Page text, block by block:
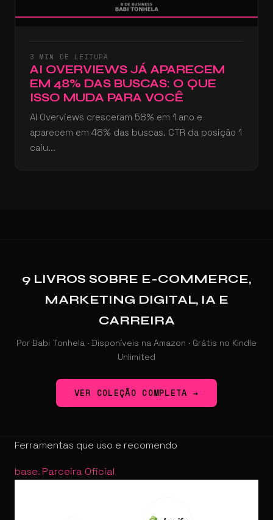
3 MIN DE LEITURA
AI OVERVIEWS JÁ APARECEM
EM 48% DAS BUSCAS: O QUE
ISSO MUDA PARA VOCÊ
AI Overviews cresceram 58% em 1 ano e
aparecem em 48% das buscas. CTR da posição 1
caiu...
9 LIVROS SOBRE E-COMMERCE,
MARKETING DIGITAL, IA E
CARREIRA
Por Babi Tonhela · Disponíveis na Amazon · Grátis no Kindle
Unlimited
VER COLEÇÃO COMPLETA →
Ferramentas que uso e recomendo
base. Parceira Oficial